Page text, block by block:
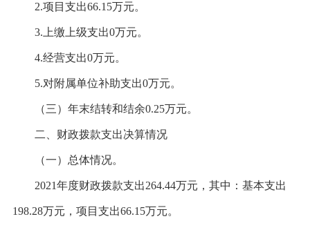
2.项目支出66.15万元。
3.上缴上级支出0万元。
4.经营支出0万元。
5.对附属单位补助支出0万元。
（三）年末结转和结余0.25万元。
二、财政拨款支出决算情况
（一）总体情况。
2021年度财政拨款支出264.44万元，其中：基本支出
198.28万元，项目支出66.15万元。